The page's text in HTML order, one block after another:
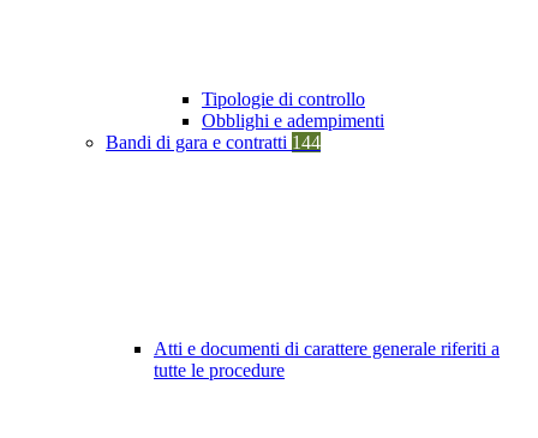
Tipologie di controllo
Obblighi e adempimenti
Bandi di gara e contratti 144
Atti e documenti di carattere generale riferiti a
tutte le procedure